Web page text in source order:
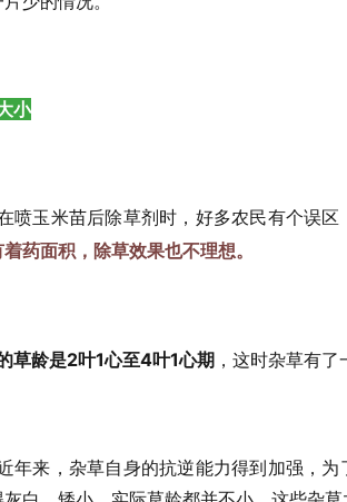
小
喷玉米苗后除草剂时，好多农民有个误
药面积，除草效果也不理想。
草龄是2叶1心至4叶1心期 ，这时杂草有
年来，杂草自身的抗逆能力得到加强，